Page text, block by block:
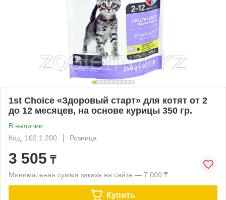
1st Choice «Здоровый старт» для котят от 2
до 12 месяцев, на основе курицы 350 гр.
В наличии
Код: 102.1.200
Розница
3 505 ₸
Минимальная сумма заказа на сайте — 7 000 ₸
Купить